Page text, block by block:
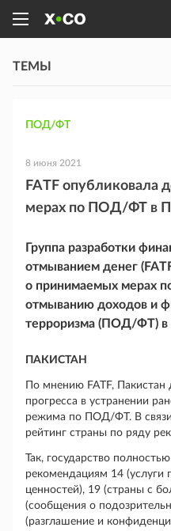
ТЕМЫ
ПОД/ФТ
8 июня 2021
FATF опубликовала
мерах по ПОД/ФТ в
Группа разработки
отмыванием денег
о принимаемых мерах
отмыванию доходов и
терроризма (ПОД/ФТ) в
ПАКИСТАН
По мнению FATF, Пакистан
прогресса в устранении
режима по ПОД/ФТ. В связи
рейтинг страны по ряду
Так, государство
рекомендациям 14 (услуги
ценностей), 19 (страны с
(сообщения о
(разглашение и